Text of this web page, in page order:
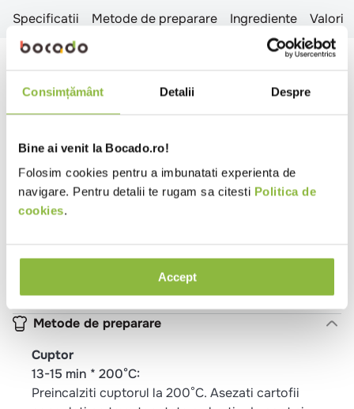
Consimțământ Detalii Despre
Bine ai venit la Bocado.ro!
Folosim cookies pentru a imbunatati experienta de
navigare. Pentru detalii te rugam sa citesti Politica de
cookies.
Accept
Specificatii Metode de preparare Ingrediente Valori
Timp gatire
11-30 minute
Gramaj
Temperatura
Congelat
Tip
Metode de preparare
Cuptor
13-15 min * 200°C:
Preincalziti cuptorul la 200°C. Asezati cartofii